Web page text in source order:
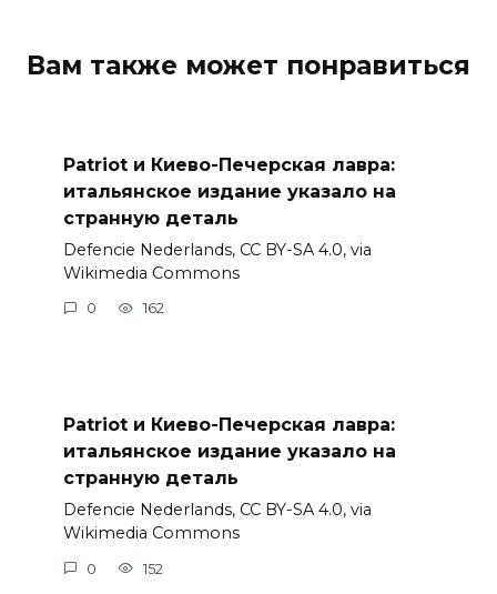
Вам также может понравиться
Patriot и Киево-Печерская лавра:
итальянское издание указало на
странную деталь
Defencie Nederlands, CC BY-SA 4.0, via
Wikimedia Commons
0 162
Patriot и Киево-Печерская лавра:
итальянское издание указало на
странную деталь
Defencie Nederlands, CC BY-SA 4.0, via
Wikimedia Commons
0 152